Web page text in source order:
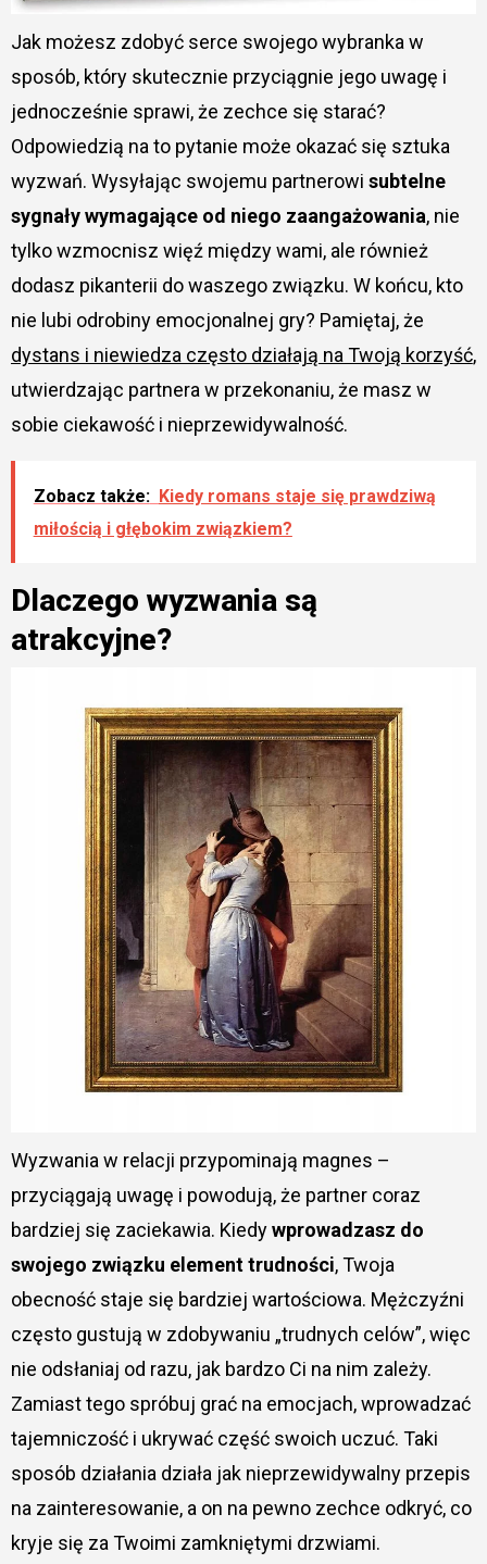
Jak możesz zdobyć serce swojego wybranka w
sposób, który skutecznie przyciągnie jego uwagę i
jednocześnie sprawi, że zechce się starać?
Odpowiedzią na to pytanie może okazać się sztuka
wyzwań. Wysyłając swojemu partnerowi subtelne
sygnały wymagające od niego zaangażowania, nie
tylko wzmocnisz więź między wami, ale również
dodasz pikanterii do waszego związku. W końcu, kto
nie lubi odrobiny emocjonalnej gry? Pamiętaj, że
dystans i niewiedza często działają na Twoją korzyść,
utwierdzając partnera w przekonaniu, że masz w
sobie ciekawość i nieprzewidywalność.
Zobacz także: Kiedy romans staje się prawdziwą
miłością i głębokim związkiem?
Dlaczego wyzwania są
atrakcyjne?
Wyzwania w relacji przypominają magnes –
przyciągają uwagę i powodują, że partner coraz
bardziej się zaciekawia. Kiedywprowadzasz do
swojego związku element trudności, Twoja
obecność staje się bardziej wartościowa. Mężczyźni
często gustują w zdobywaniu „trudnych celów”, więc
nie odsłaniaj od razu, jak bardzo Ci na nim zależy.
Zamiast tego spróbuj grać na emocjach, wprowadzać
tajemniczość i ukrywać część swoich uczuć. Taki
sposób działania działa jak nieprzewidywalny przepis
na zainteresowanie, a on na pewno zechce odkryć, co
kryje się za Twoimi zamkniętymi drzwiami.